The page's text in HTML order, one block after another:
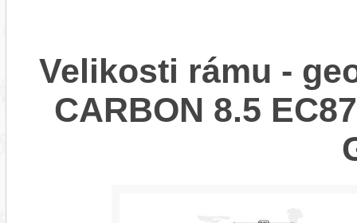
Velikosti rámu -
CARBON 8.5